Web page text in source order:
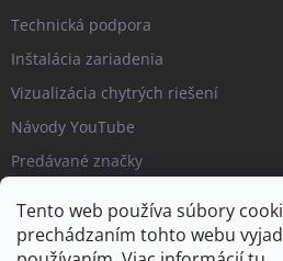
Tento web používa súbory
prechádzaním tohto webu
Technická podpora
Inštalácia zariadenia
Vizualizácia chytrých riešení
Návody YouTube
Predávané značky